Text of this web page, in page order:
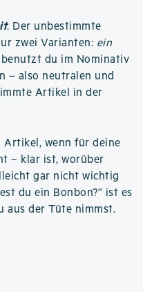
. Der unbestimmte
zwei Varianten: ein
du im Nominativ
– also neutralen und
Artikel in der
wenn für deine
– klar ist, worüber
gar nicht wichtig
du ein Bonbon?” ist es
aus der Tüte nimmst.